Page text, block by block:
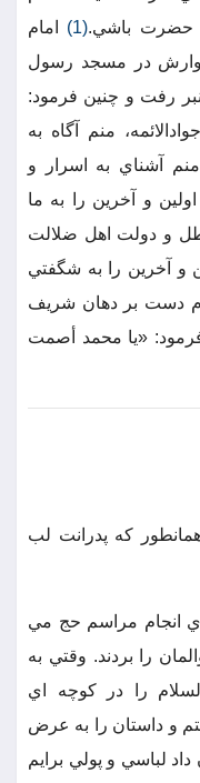
حضرت باشي.(1)
امام
در مسجد رسول
رفت و چنين فرمود:
منم آگاه به
آشناي به اسرار و
و آخرين را به ما
و دولت اهل ضلالت
و آخرين را به شگفتي
دست بر دهان شريف
«يا محمد أصمت
كه پدرانت لب
انجام مراسم حج مي
را بردند. وقتي به
را در كوچه اي
و داستان را به عرض
لباسي و پولي برايم